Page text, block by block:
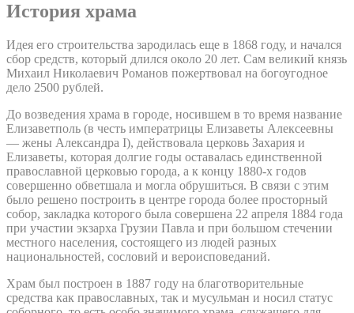
История храма
Идея его строительства зародилась еще в 1868 году, и начался
сбор средств, который длился около 20 лет. Сам великий князь
Михаил Николаевич Романов пожертвовал на богоугодное
дело 2500 рублей.
До возведения храма в городе, носившем в то время название
Елизаветполь (в честь императрицы Елизаветы Алексеевны
— жены Александра I), действовала церковь Захария и
Елизаветы, которая долгие годы оставалась единственной
православной церковью города, а к концу 1880-х годов
совершенно обветшала и могла обрушиться. В связи с этим
было решено построить в центре города более просторный
собор, закладка которого была совершена 22 апреля 1884 года
при участии экзарха Грузии Павла и при большом стечении
местного населения, состоящего из людей разных
национальностей, сословий и вероисповеданий.
Храм был построен в 1887 году на благотворительные
средства как православных, так и мусульман и носил статус